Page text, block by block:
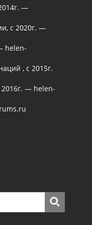
—
с 2020г. —
helen-
, с 2015г.
2016г. — helen-